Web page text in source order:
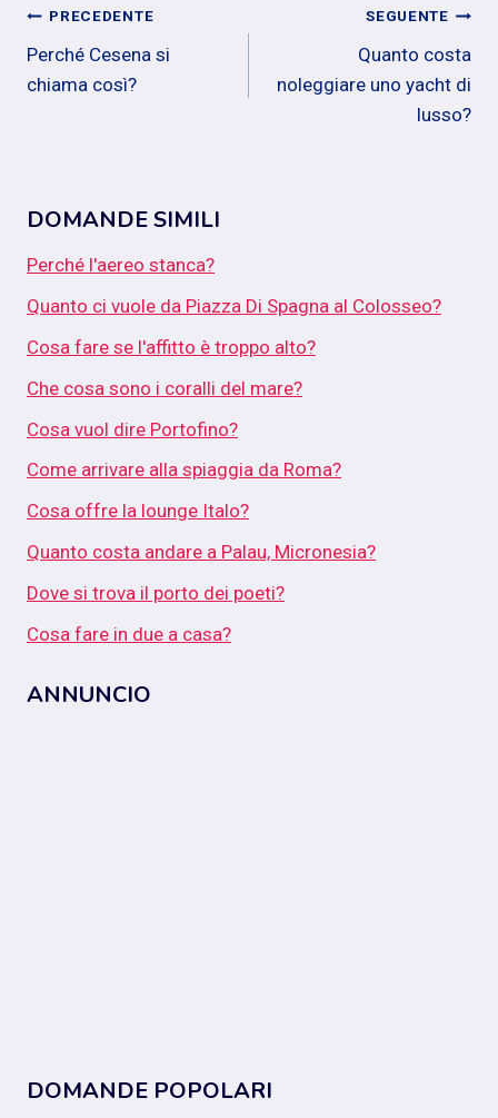
Navigazione
articoli
PRECEDENTE
Perché Cesena si
chiama così?
SEGUENTE
Quanto costa
noleggiare uno yacht di
lusso?
DOMANDE SIMILI
Perché l'aereo stanca?
Quanto ci vuole da Piazza Di Spagna al Colosseo?
Cosa fare se l'affitto è troppo alto?
Che cosa sono i coralli del mare?
Cosa vuol dire Portofino?
Come arrivare alla spiaggia da Roma?
Cosa offre la lounge Italo?
Quanto costa andare a Palau, Micronesia?
Dove si trova il porto dei poeti?
Cosa fare in due a casa?
ANNUNCIO
DOMANDE POPOLARI